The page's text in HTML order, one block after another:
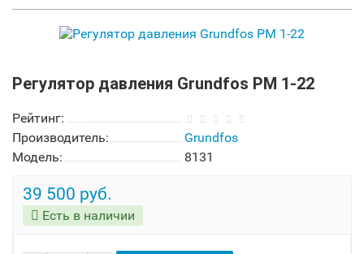
Регулятор давления Grundfos PM 1-22
Рейтинг:
Производитель:
Grundfos
Модель:
8131
39 500 руб.
Есть в наличии